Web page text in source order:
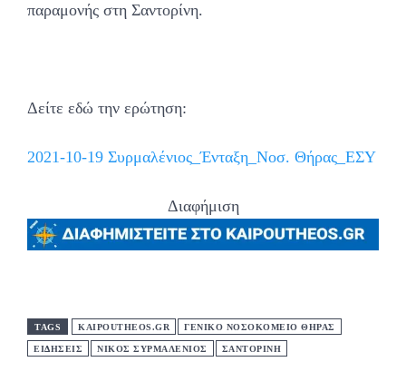
παραμονής στη Σαντορίνη.
Δείτε εδώ την ερώτηση:
2021-10-19 Συρμαλένιος_Ένταξη_Νοσ. Θήρας_ΕΣΥ
Διαφήμιση
TAGS KAIPOUTHEOS.GR ΓΕΝΙΚΟ ΝΟΣΟΚΟΜΕΙΟ ΘΗΡΑΣ
ΕΙΔΗΣΕΙΣ ΝΙΚΟΣ ΣΥΡΜΑΛΕΝΙΟΣ ΣΑΝΤΟΡΊΝΗ